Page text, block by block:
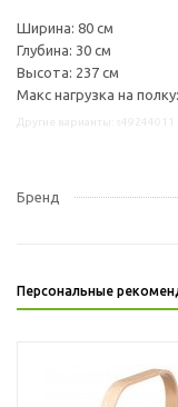
Ширина: 80 см
Глубина: 30 см
Высота: 237 см
Макс нагрузка на
Бренд
Персональные